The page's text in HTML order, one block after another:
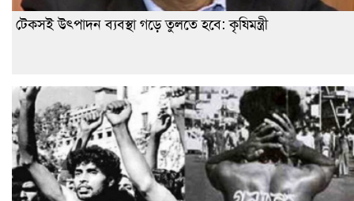
টেকসই উৎপাদন ব্যবস্থা গড়ে তুলতে হবে: কৃষিমন্ত্রী